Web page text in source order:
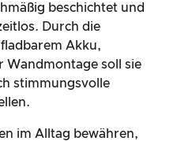
beschichtet und
Durch die
Akku,
Wandmontage soll sie
stimmungsvolle
im Alltag bewähren,